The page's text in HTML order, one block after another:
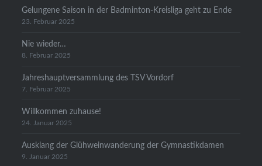
Gelungene Saison in der Badminton-Kreisliga geht zu Ende
23. Februar 2025
Nie wieder…
8. Februar 2025
Jahreshauptversammlung des TSV Vordorf
7. Februar 2025
Willkommen zuhause!
24. Januar 2025
Ausklang der Glühweinwanderung der Gymnastikdamen
9. Januar 2025